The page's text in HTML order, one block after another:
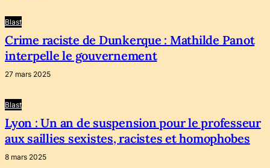
Blast
Crime raciste de Dunkerque : Mathilde Panot
interpelle le gouvernement
27 mars 2025
Blast
Lyon : Un an de suspension pour le professeur
aux saillies sexistes, racistes et homophobes
8 mars 2025